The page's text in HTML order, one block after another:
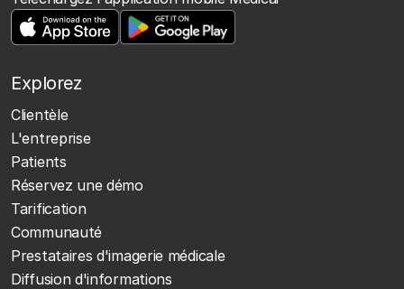
Explorez
Clientèle
L'entreprise
Patients
Réservez une démo
Tarification
Communauté
Prestataires d'imagerie médicale
Diffusion d'informations